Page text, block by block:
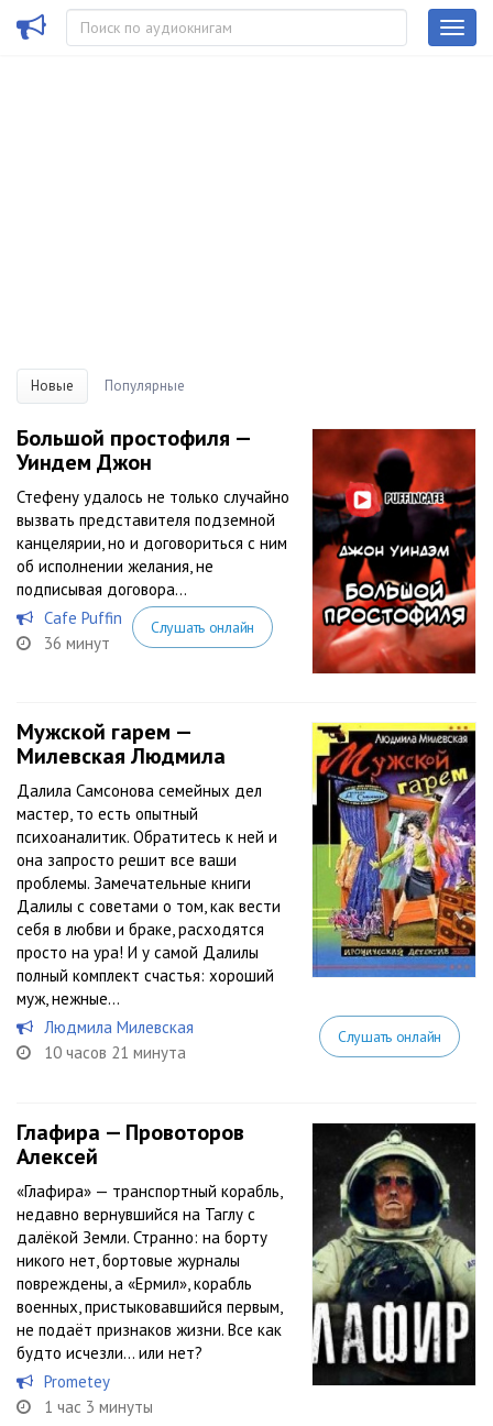
Новые Популярные
Большой простофиля —
Уиндем Джон
Стефену удалось не только случайно
вызвать представителя подземной
канцелярии, но и договориться с ним
об исполнении желания, не
подписывая договора…
Cafe Puffin
36 минут
Слушать онлайн
Мужской гарем —
Милевская Людмила
Далила Самсонова семейных дел
мастер, то есть опытный
психоаналитик. Обратитесь к ней и
она запросто решит все ваши
проблемы. Замечательные книги
Далилы с советами о том, как вести
себя в любви и браке, расходятся
просто на ура! И у самой Далилы
полный комплект счастья: хороший
муж, нежные...
Людмила Милевская
10 часов 21 минута
Слушать онлайн
Глафира — Провоторов
Алексей
«Глафира» — транспортный корабль,
недавно вернувшийся на Таглу с
далёкой Земли. Странно: на борту
никого нет, бортовые журналы
повреждены, а «Ермил», корабль
военных, пристыковавшийся первым,
не подаёт признаков жизни. Все как
будто исчезли… или нет?
Prometey
1 час 3 минуты